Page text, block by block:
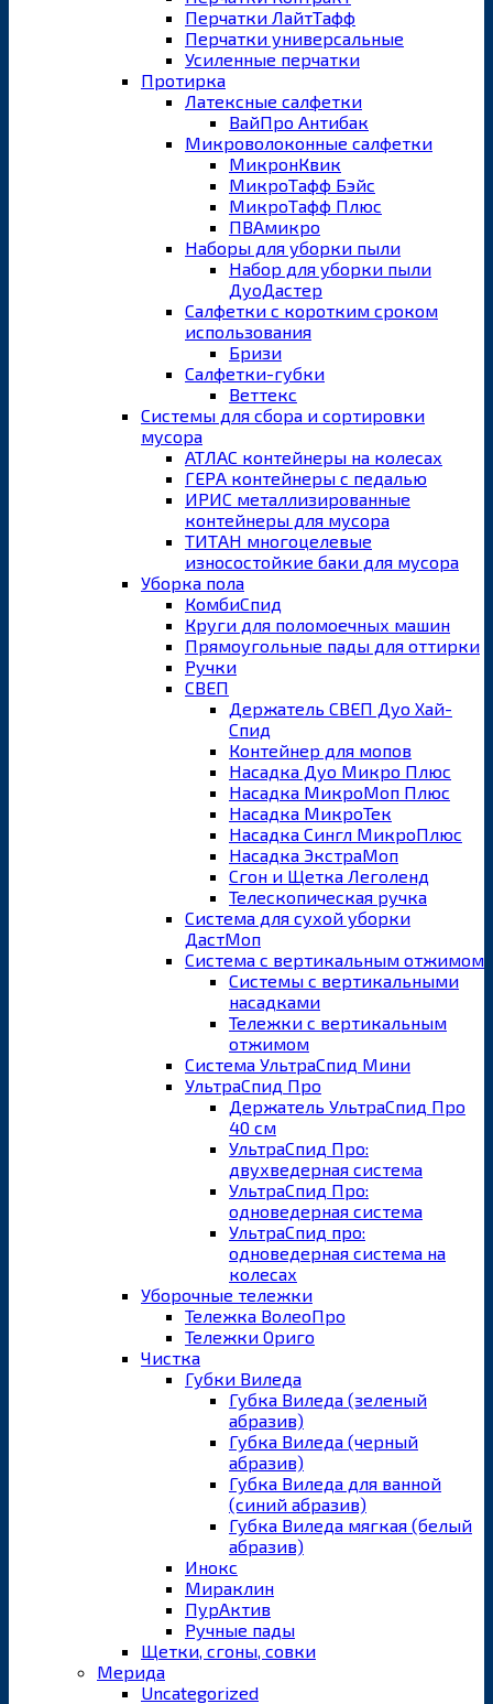
Перчатки ЛайтТафф
Перчатки универсальные
Усиленные перчатки
Протирка
Латексные салфетки
ВайПро Антибак
Микроволоконные салфетки
МикронКвик
МикроТафф Бэйс
МикроТафф Плюс
ПВАмикро
Наборы для уборки пыли
Набор для уборки пыли
ДуоДастер
Салфетки с коротким сроком
использования
Бризи
Салфетки-губки
Веттекс
Системы для сбора и сортировки
мусора
АТЛАС контейнеры на колесах
ГЕРА контейнеры с педалью
ИРИС металлизированные
контейнеры для мусора
ТИТАН многоцелевые
износостойкие баки для мусора
Уборка пола
КомбиСпид
Круги для поломоечных машин
Прямоугольные пады для оттирки
Ручки
СВЕП
Держатель СВЕП Дуо Хай-
Спид
Контейнер для мопов
Насадка Дуо Микро Плюс
Насадка МикроМоп Плюс
Насадка МикроТек
Насадка Сингл МикроПлюс
Насадка ЭкстраМоп
Сгон и Щетка Леголенд
Телескопическая ручка
Система для сухой уборки
ДастМоп
Система с вертикальным отжимом
Системы с вертикальными
насадками
Тележки с вертикальным
отжимом
Система УльтраСпид Мини
УльтраСпид Про
Держатель УльтраСпид Про
40 см
УльтраСпид Про:
двухведерная система
УльтраСпид Про:
одноведерная система
УльтраСпид про:
одноведерная система на
колесах
Уборочные тележки
Тележка ВолеоПро
Тележки Ориго
Чистка
Губки Виледа
Губка Виледа (зеленый
абразив)
Губка Виледа (черный
абразив)
Губка Виледа для ванной
(синий абразив)
Губка Виледа мягкая (белый
абразив)
Инокс
Мираклин
ПурАктив
Ручные пады
Щетки, сгоны, совки
Мерида
Uncategorized